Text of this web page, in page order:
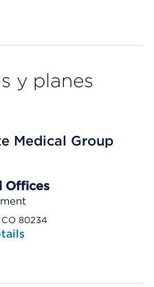
y planes
Medical Group
Offices
CO 80234